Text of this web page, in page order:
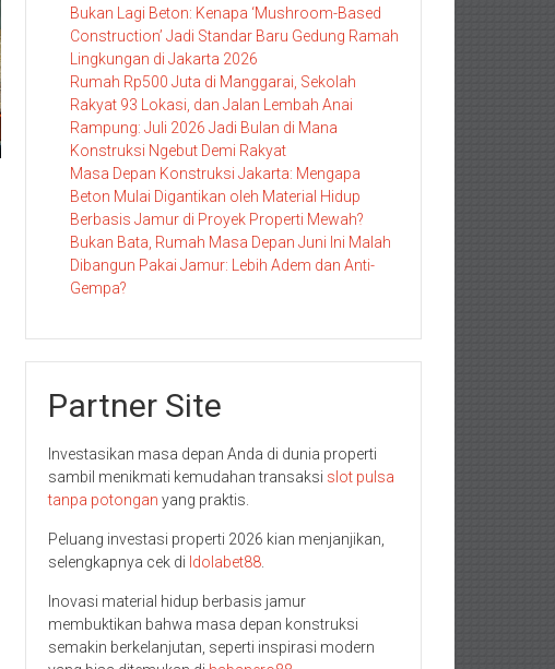
Bukan Lagi Beton: Kenapa ‘Mushroom-Based
Construction’ Jadi Standar Baru Gedung Ramah
Lingkungan di Jakarta 2026
Rumah Rp500 Juta di Manggarai, Sekolah
Rakyat 93 Lokasi, dan Jalan Lembah Anai
Rampung: Juli 2026 Jadi Bulan di Mana
Konstruksi Ngebut Demi Rakyat
Masa Depan Konstruksi Jakarta: Mengapa
Beton Mulai Digantikan oleh Material Hidup
Berbasis Jamur di Proyek Properti Mewah?
Bukan Bata, Rumah Masa Depan Juni Ini Malah
Dibangun Pakai Jamur: Lebih Adem dan Anti-
Gempa?
Partner Site
Investasikan masa depan Anda di dunia properti
sambil menikmati kemudahan transaksi slot pulsa
tanpa potongan yang praktis.
Peluang investasi properti 2026 kian menjanjikan,
selengkapnya cek di Idolabet88
Inovasi material hidup berbasis jamur
membuktikan bahwa masa depan konstruksi
semakin berkelanjutan, seperti inspirasi modern